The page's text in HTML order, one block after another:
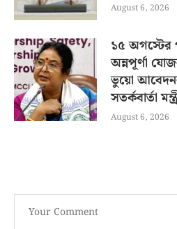
August 6, 2026
১৫ অগস্টের
অন্নপূর্ণা
ভুয়ো
সতর্কবার্তা
August 6, 2026